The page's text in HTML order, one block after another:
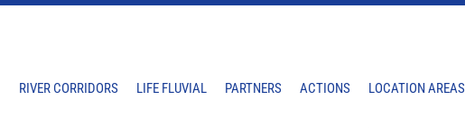
RIVER CORRIDORS LIFE FLUVIAL PARTNERS ACTIONS LOCATION AREAS